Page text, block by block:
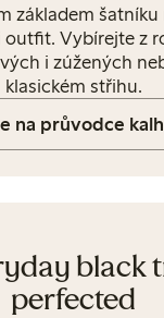
základem
outfit. Vybírejte z
i zúžených
klasickém střihu.
na průvodce
black
perfected